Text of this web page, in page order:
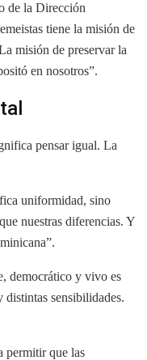
de la Dirección
tiene la misión de
misión de preservar la
en nosotros”.
pensar igual. La
uniformidad, sino
nuestras diferencias. Y
democrático y vivo es
sensibilidades.
permitir que las